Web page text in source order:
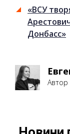
«ВСУ
Донбасс»
Автор